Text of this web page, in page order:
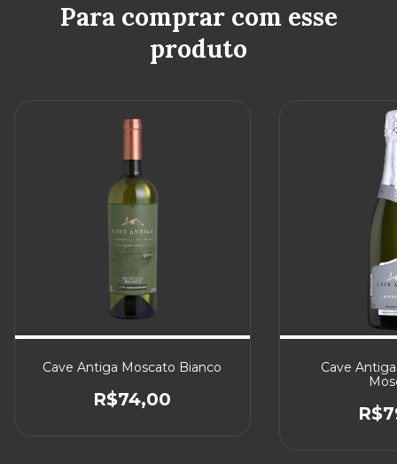
Para comprar com esse
produto
Cave Antiga Moscato Bianco
R$74,00
Cave